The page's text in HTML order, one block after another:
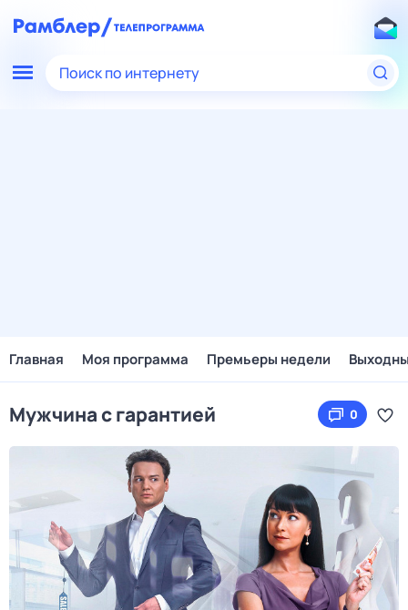
Поиск по интернету
Главная Моя программа Премьеры недели
Мужчина с гарантией 0